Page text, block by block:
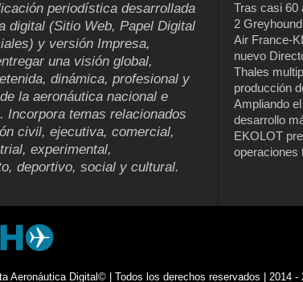
periodística desarrollada
digital (Sitio Web, Papel Digital
y versión Impresa,
una visión global,
dinámica, profesional y
la aeronáutica nacional e
Incorpora temas relacionados
civil, ejecutiva, comercial,
experimental,
deportivo, social y cultural.
Tras casi 60
2 Greyhound
Air France-
nuevo
Thales
producción
Ampliando
desarrollo
EKOLOT
operaciones
Aeronáutica Digital© | Todos los derechos reservados | 2014 -